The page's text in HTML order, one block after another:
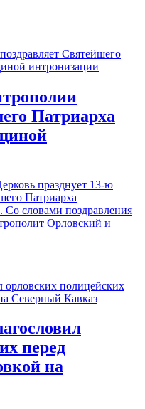
Патриарха
празднует 13-ю
Патриарха
Со словами поздравления
Орловский и
перед
на